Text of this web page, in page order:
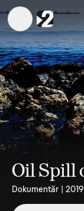
Oil Spill
Dokumentär |